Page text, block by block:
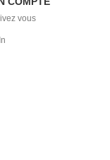
vous